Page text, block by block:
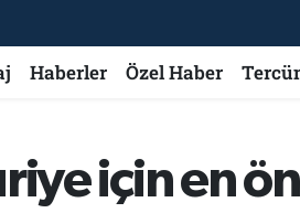
Haberler Özel Haber
için en